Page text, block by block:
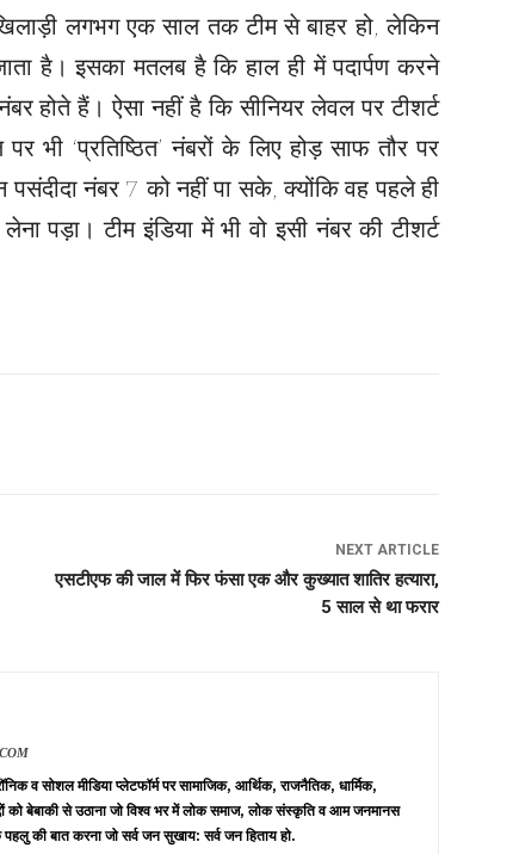
लगभग एक साल तक टीम से बाहर हो, लेकिन
है। इसका मतलब है कि हाल ही में पदार्पण करने
होते हैं। ऐसा नहीं है कि सीनियर लेवल पर टीशर्ट
भी ‘प्रतिष्ठित’ नंबरों के लिए होड़ साफ तौर पर
नंबर 7 को नहीं पा सके, क्योंकि वह पहले ही
पड़ा। टीम इंडिया में भी वो इसी नंबर की टीशर्ट
NEXT ARTICLE
एसटीएफ की जाल में फिर फंसा एक और कुख्यात शातिर हत्यारा,
5 साल से था फरार
व सोशल मीडिया प्लेटफॉर्म पर सामाजिक, आर्थिक, राजनैतिक, धार्मिक,
को बेबाकी से उठाना जो विश्व भर में लोक समाज, लोक संस्कृति व आम जनमानस
की बात करना जो सर्व जन सुखाय: सर्व जन हिताय हो.